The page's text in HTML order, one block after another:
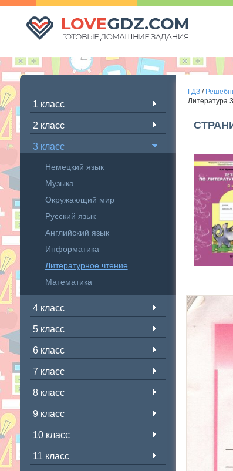
1 класс
2 класс
3 класс
Немецкий язык
Музыка
Окружающий мир
Русский язык
Английский язык
Информатика
Литературное чтение
Математика
4 класс
5 класс
6 класс
7 класс
8 класс
9 класс
10 класс
11 класс
ГДЗ/
Литература